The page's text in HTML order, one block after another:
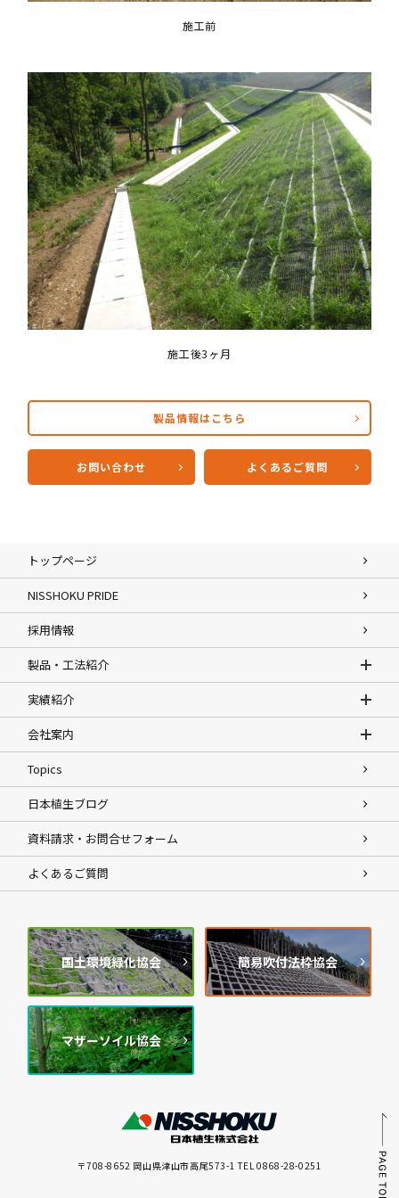
施工前
施工後3ヶ月
製品情報はこちら
お問い合わせ よくあるご質問
トップページ
NISSHOKU PRIDE
採用情報
製品・工法紹介
実績紹介
会社案内
Topics
日本植生ブログ
資料請求・お問合せフォーム
よくあるご質問
国土環境緑化協会 簡易吹付法枠協会
マザーソイル協会
〒708-8652 岡山県津山市高尾573-1 TEL 0868-28-0251